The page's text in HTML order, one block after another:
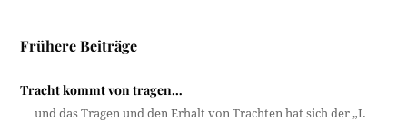
Frühere Beiträge
Tracht kommt von tragen…
… und das Tragen und den Erhalt von Trachten hat sich der „I.